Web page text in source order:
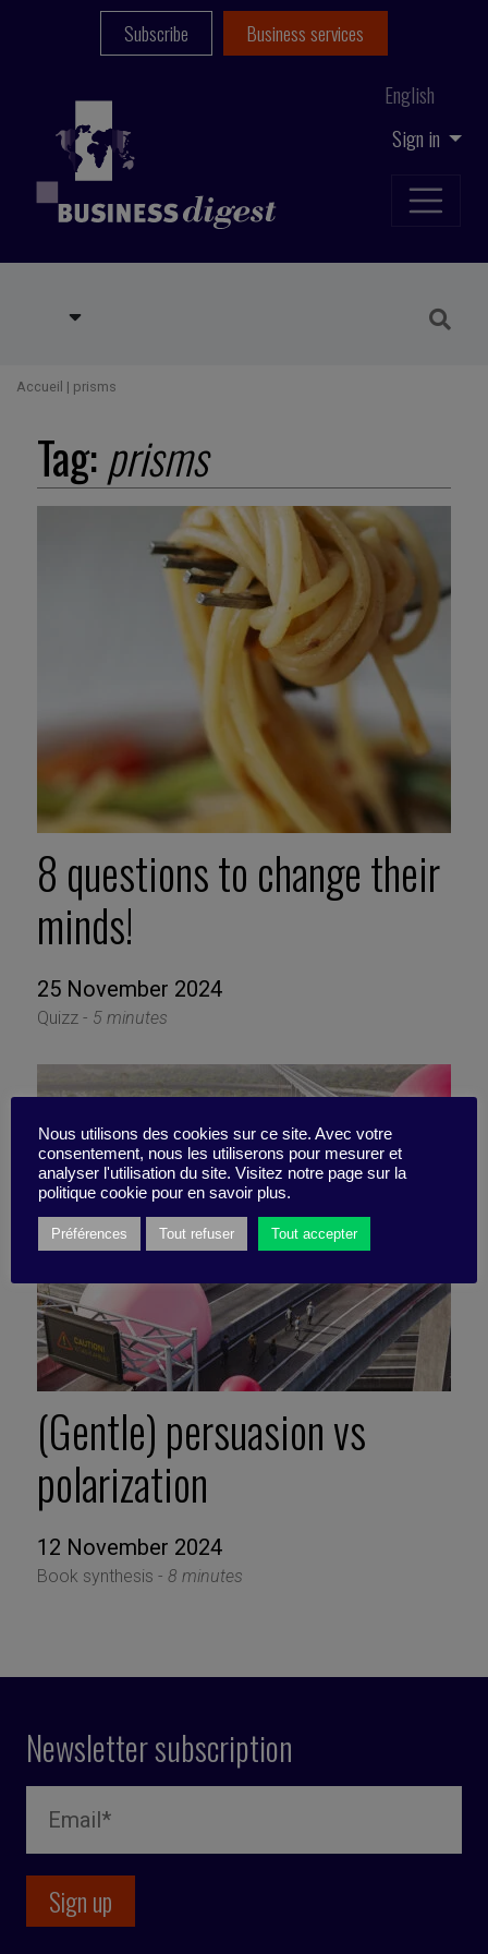
Sign in
English
Subscribe Business services
Accueil | prisms
Tag:prisms
8 questions to change their
minds!
25 November 2024
Quizz - 5 minutes
(Gentle) persuasion vs
polarization
12 November 2024
Book synthesis - 8 minutes
Newsletter subscription
Nous utilisons des cookies sur ce site. Avec votre
consentement, nous les utiliserons pour mesurer et
analyser l'utilisation du site. Visitez notre page sur la
politique cookie pour en savoir plus.
Préférences Tout refuser Tout accepter